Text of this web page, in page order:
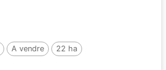
A vendre 22 ha